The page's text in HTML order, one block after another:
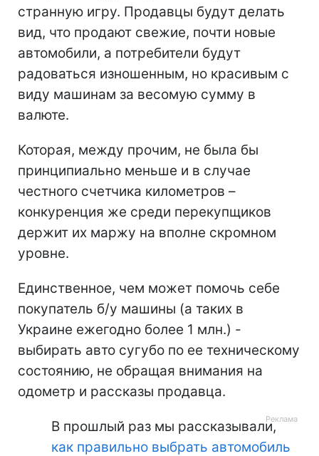
странную игру. Продавцы будут делать
вид, что продают свежие, почти новые
автомобили, а потребители будут
радоваться изношенным, но красивым с
виду машинам за весомую сумму в
валюте.
Которая, между прочим, не была бы
принципиально меньше и в случае
честного счетчика километров –
конкуренция же среди перекупщиков
держит их маржу на вполне скромном
уровне.
Единственное, чем может помочь себе
покупатель б/у машины (а таких в
Украине ежегодно более 1 млн.) -
выбирать авто сугубо по ее техническому
состоянию, не обращая внимания на
одометр и рассказы продавца.
В прошлый раз мы рассказывали,
как правильно выбрать автомобиль